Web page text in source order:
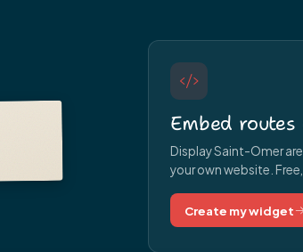
Embed
Display Saint-Omer
your own website.
Create my widget